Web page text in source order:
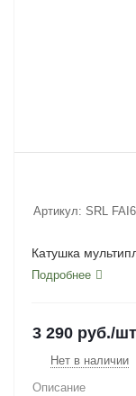
Артикул: SRL
Катушка
Подробнее
3 290 руб./шт
Нет в наличии
Описание